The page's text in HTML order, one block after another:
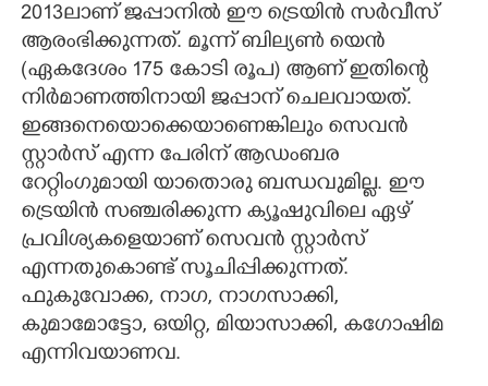
2013ലാണ് ജപ്പാനിൽ ഈ ട്രെയിൻ സർവീസ്
ആരംഭിക്കുന്നത്. മൂന്ന് ബില്യൺ യെൻ
(ഏകദേശം 175 കോടി രൂപ) ആണ് ഇതിന്റെ
നിർമാണത്തിനായി ജപ്പാന് ചെലവായത്.
‌ഇങ്ങനെയൊക്കെയാണെങ്കിലും സെവൻ
സ്റ്റാര്‍സ് എന്ന പേരിന് ആഡംബര
റേറ്റിംഗുമായി യാതൊരു ബന്ധവുമില്ല. ഈ
ട്രെയിന്‍ സഞ്ചരിക്കുന്ന ക്യൂഷുവിലെ ഏഴ്
പ്രവിശ്യകളെയാണ് സെവൻ സ്റ്റാര്‍സ്
എന്നതുകൊണ്ട് സൂചിപ്പിക്കുന്നത്.
ഫുകുവോക്ക, നാഗ, നാഗസാക്കി,
കുമാമോട്ടോ, ഒയിറ്റ, മിയാസാക്കി, കഗോഷിമ
എന്നിവയാണവ.